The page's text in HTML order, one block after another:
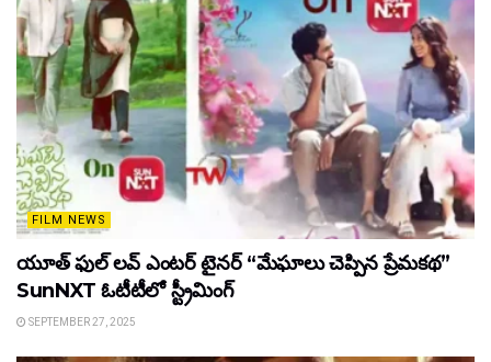
FILM NEWS
యూత్ ఫుల్ లవ్ ఎంటర్ టైనర్ “మేఘాలు చెప్పిన ప్రేమకథ”
SunNXT ఓటీటీలో స్ట్రీమింగ్
SEPTEMBER 27, 2025